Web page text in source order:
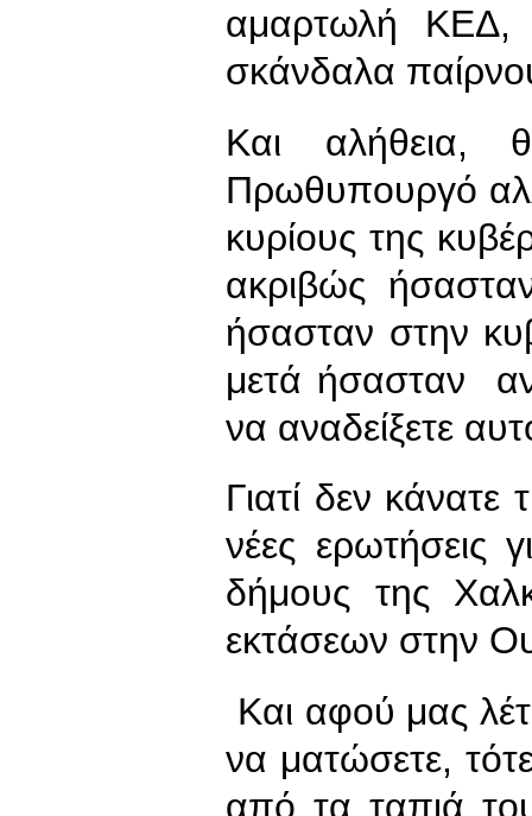
αμαρτωλή ΚΕΔ,
σκάνδαλα
Και
Πρωθυπουργό
κυρίους της
ακριβώς
ήσασταν στην
μετά ήσασταν
να αναδείξετε
Γιατί δεν
νέες ερωτήσεις
δήμους της
εκτάσεων στην
Και αφού μας
να ματώσετε,
από τα ταπιά